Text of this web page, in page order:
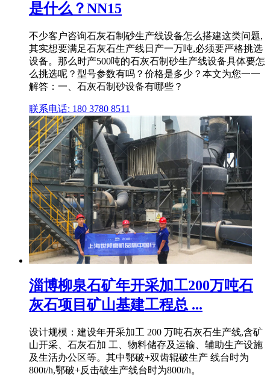
是什么？NN15
不少客户咨询石灰石制砂生产线设备怎么搭建这类问题,
其实想要满足石灰石生产线日产一万吨,必须要严格挑选
设备。那么时产500吨的石灰石制砂生产线设备具体要怎
么挑选呢？型号参数有吗？价格是多少？本文为您一一
解答：一、石灰石制砂设备有哪些？
联系电话: 180 3780 8511
淄博柳泉石矿年开采加工200万吨石
灰石项目矿山基建工程总 ...
设计规模：建设年开采加工 200 万吨石灰石生产线,含矿
山开采、石灰石加 工、物料储存及运输、辅助生产设施
及生活办公区等。其中鄂破+双齿辊破生产 线台时为
800t/h,鄂破+反击破生产线台时为800t/h。